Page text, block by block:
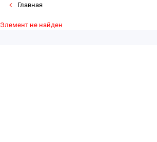
Главная
Элемент не найден